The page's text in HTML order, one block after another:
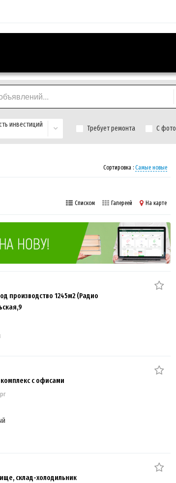
инвестиций Требует ремонта С фото
Сортировка : Самые новые
Списком Галереей На карте
производство 1245м2 (Радио
с офисами
склад-холодильник